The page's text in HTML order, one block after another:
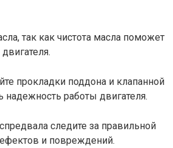
так как чистота масла поможет
прокладки поддона и клапанной
работы двигателя.
следите за правильной
и повреждений.